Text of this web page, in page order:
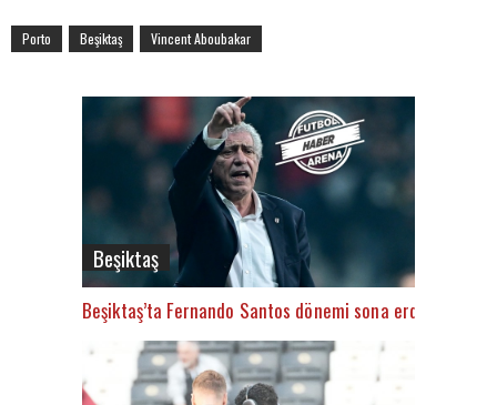
Porto Beşiktaş Vincent Aboubakar
Beşiktaş
Beşiktaş’ta Fernando Santos dönemi sona erdi